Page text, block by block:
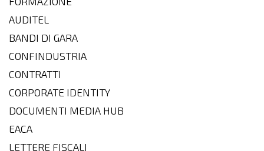
AUDITEL
BANDI DI GARA
CONFINDUSTRIA
CONTRATTI
CORPORATE IDENTITY
DOCUMENTI MEDIA HUB
EACA
LETTERE FISCALI